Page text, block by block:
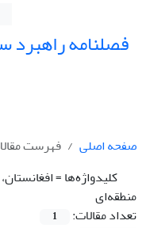
فصلنامه
صفحه اصلی
فهرست
کلیدواژه‌ها =
منطقه‌ای
تعداد مقالات:
1